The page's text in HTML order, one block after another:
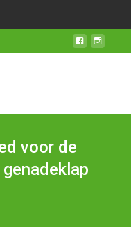
voor de